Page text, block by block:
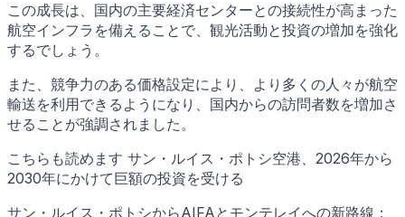
この成長は、国内の主要経済センターとの接続性が高まった
航空インフラを備えることで、観光活動と投資の増加を強化
するでしょう。
また、競争力のある価格設定により、より多くの人々が航空
輸送を利用できるようになり、国内からの訪問者数を増加さ
せることが強調されました。
こちらも読めます サン・ルイス・ポトシ空港、2026年から
2030年にかけて巨額の投資を受ける
サン・ルイス・ポトシからAIFAとモンテレイへの新路線：